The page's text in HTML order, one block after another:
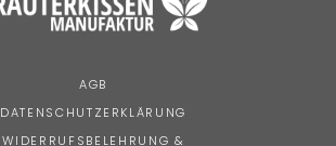
AGB
DATENSCHUTZERKLÄRUNG
WIDERRUFSBELEHRUNG &